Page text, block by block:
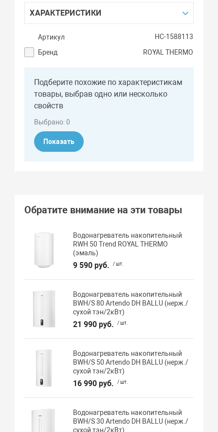
ХАРАКТЕРИСТИКИ
Артикул
НС-1588113
Бренд
ROYAL THERMO
Подберите похожие по характеристикам
товары, выбрав одно или несколько
свойств
Выбрано:0
Показать
Обратите внимание на эти товары
Водонагреватель накопительный
RWH 50 Trend ROYAL THERMO
(эмаль)
9 590 руб. / шт.
Водонагреватель накопительный
BWH/S 80 Artendo DH BALLU (нерж./
сухой тэн/2кВт)
21 990 руб. / шт.
Водонагреватель накопительный
BWH/S 50 Artendo DH BALLU (нерж./
сухой тэн/2кВт)
16 990 руб. / шт.
Водонагреватель накопительный
BWH/S 30 Artendo DH BALLU (нерж./
сухой тэн/2кВт)